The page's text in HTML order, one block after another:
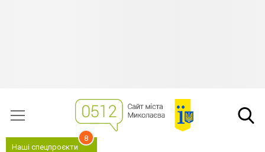
Наші спецпроєкти
8